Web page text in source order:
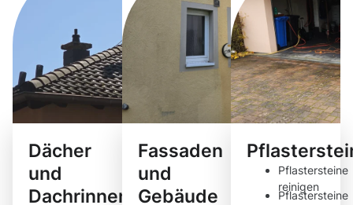
Dächer
und
Dachrinnen
Fassaden
und
Gebäude
Pflastersteine
reinigen
Pflastersteine